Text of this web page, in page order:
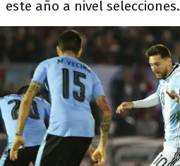
este año a nivel selecciones.